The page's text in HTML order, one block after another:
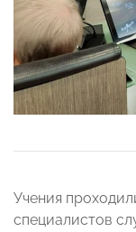
Учения
специалистов